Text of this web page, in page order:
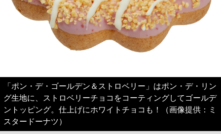
「ポン・デ・ゴールデン＆ストロベリー」はポン・デ・リン
グ生地に、ストロベリーチョコをコーティングしてゴールデ
ントッピング。仕上げにホワイトチョコも！（画像提供：ミ
スタードーナツ）